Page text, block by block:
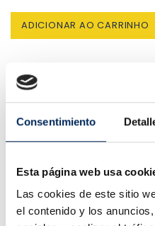
Consentimiento
Esta página web usa
Las cookies de este sitio
el contenido y los
ADICIONAR AO CARRINHO
(sem